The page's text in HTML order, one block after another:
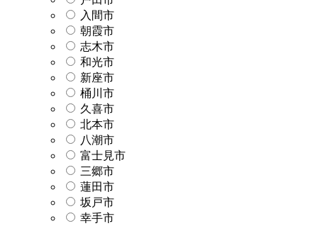
入間市
朝霞市
志木市
和光市
新座市
桶川市
久喜市
北本市
八潮市
富士見市
三郷市
蓮田市
坂戸市
幸手市